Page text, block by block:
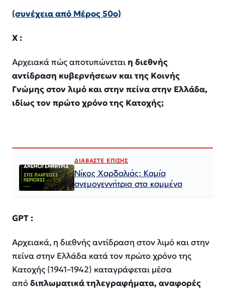
(συνέχεια από Μέρος 50ο)
Χ :
Αρχειακά πώς αποτυπώνεται η διεθνής
αντίδραση κυβερνήσεων και της Κοινής
Γνώμης στον λιμό και στην πείνα στην Ελλάδα,
ιδίως τον πρώτο χρόνο της Κατοχής;
ΔΙΑΒΑΣΤΕ ΕΠΙΣΗΣ
Νίκος Χαρδαλιάς: Καμία
ανεμογεννήτρια στα καμμένα
GPT :
Αρχειακά, η διεθνής αντίδραση στον λιμό και στην
πείνα στην Ελλάδα κατά τον πρώτο χρόνο της
Κατοχής (1941–1942) καταγράφεται μέσα
απόδιπλωματικά τηλεγραφήματα, αναφορές